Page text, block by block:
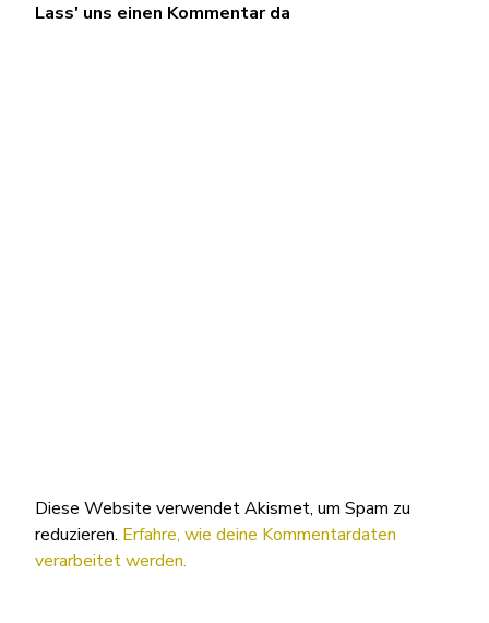
Lass' uns einen Kommentar da
Diese Website verwendet Akismet, um Spam zu
reduzieren. Erfahre, wie deine Kommentardaten
verarbeitet werden.